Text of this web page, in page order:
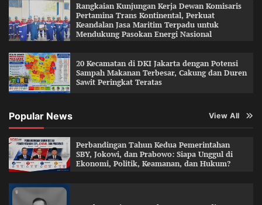
Rangkaian Kunjungan Kerja Dewan Komisaris
Pertamina Trans Kontinental, Perkuat
Keandalan Jasa Maritim Terpadu untuk
Mendukung Pasokan Energi Nasional
20 Kecamatan di DKI Jakarta dengan Potensi
Sampah Makanan Terbesar, Cakung dan Duren
Sawit Peringkat Teratas
Popular News View All
Perbandingan Tahun Kedua Pemerintahan
SBY, Jokowi, dan Prabowo: Siapa Unggul di
Ekonomi, Politik, Keamanan, dan Hukum?